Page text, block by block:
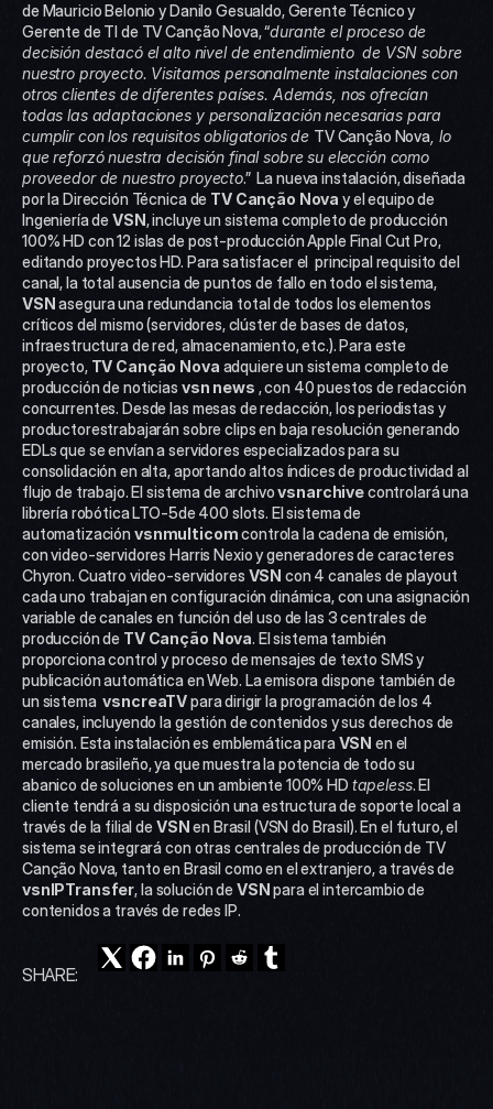
de Mauricio Belonio y Danilo Gesualdo, Gerente Técnico y
Gerente de TI de TV Canção Nova, “durante el proceso de
decisión destacó el alto nivel de entendimiento  de VSN sobre
nuestro proyecto. Visitamos personalmente instalaciones con
otros clientes de diferentes países. Además, nos ofrecían
todas las adaptaciones y personalización necesarias para
cumplir con los requisitos obligatorios de TV Canção Nova , lo
que reforzó nuestra decisión final sobre su elección como
proveedor de nuestro proyecto.”  La nueva instalación, diseñada
por la Dirección Técnica de TV Canção Nova y el equipo de
Ingeniería de VSN, incluye un sistema completo de producción
100% HD con 12 islas de post-producción Apple Final Cut Pro,
editando proyectos HD. Para satisfacer el  principal requisito del
VSN asegura una redundancia total de todos los elementos
críticos del mismo (servidores, clúster de bases de datos,
infraestructura de red, almacenamiento, etc.). Para este
proyecto, TV Canção Nova adquiere un sistema completo de
producción de noticias vsn news , con 40 puestos de redacción
concurrentes. Desde las mesas de redacción, los periodistas y
productorestrabajarán sobre clips en baja resolución generando
EDLs que se envían a servidores especializados para su
consolidación en alta, aportando altos índices de productividad al
flujo de trabajo. El sistema de archivo vsnarchive controlará una
librería robótica LTO-5de 400 slots. El sistema de
automatización vsnmulticom controla la cadena de emisión,
con video-servidores Harris Nexio y generadores de caracteres
Chyron. Cuatro video-servidores VSN con 4 canales de playout
cada uno trabajan en configuración dinámica, con una asignación
variable de canales en función del uso de las 3 centrales de
producción de TV Canção Nova. El sistema también
proporciona control y proceso de mensajes de texto SMS y
publicación automática en Web. La emisora dispone también de
un sistema vsncreaTV para dirigir la programación de los 4
canales, incluyendo la gestión de contenidos y sus derechos de
emisión. Esta instalación es emblemática para VSN en el
mercado brasileño, ya que muestra la potencia de todo su
abanico de soluciones en un ambiente 100% HD tapeless. El
cliente tendrá a su disposición una estructura de soporte local a
través de la filial de VSN en Brasil (VSN do Brasil). En el futuro, el
sistema se integrará con otras centrales de producción de TV
vsnIPTransfer, la solución de VSN para el intercambio de
contenidos a través de redes IP.
SHARE: